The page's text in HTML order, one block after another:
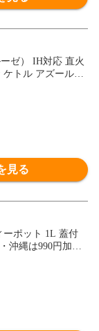
ゼ） IH対応 直火
ケトル アズールブ
【北海道・
見る
ーポット 1L 蓋付
沖縄は990円加